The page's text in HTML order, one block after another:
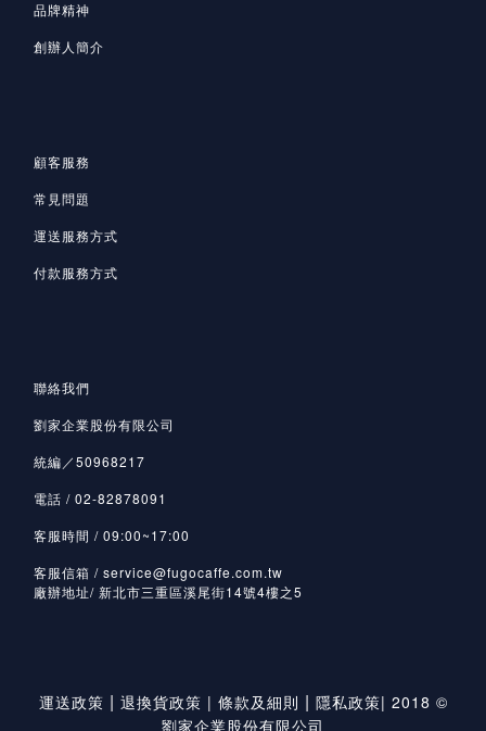
品牌精神
創辦人簡介
顧客服務
常見問題
運送服務方式
付款服務方式
聯絡我們
劉家企業股份有限公司
統編／50968217
電話 / 02-82878091
客服時間 / 09:00~17:00
客服信箱 / service@fugocaffe.com.tw
廠辦地址/ 新北市三重區溪尾街14號4樓之5
運送政策 | 退換貨政策 | 條款及細則 | 隱私政策| 2018 ©
劉家企業股份有限公司